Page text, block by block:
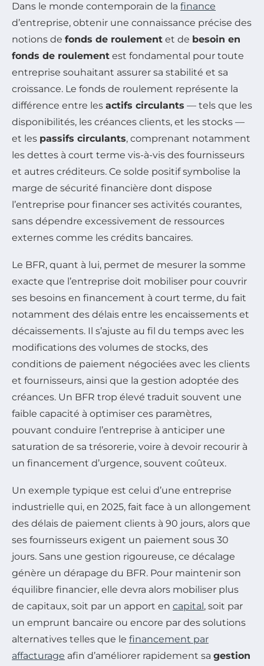
Dans le monde contemporain de la finance
d’entreprise, obtenir une connaissance précise des
notions de fonds de roulement et de besoin en
fonds de roulement est fondamental pour toute
entreprise souhaitant assurer sa stabilité et sa
croissance. Le fonds de roulement représente la
différence entre les actifs circulants — tels que les
disponibilités, les créances clients, et les stocks —
et les passifs circulants, comprenant notamment
les dettes à court terme vis-à-vis des fournisseurs
et autres créditeurs. Ce solde positif symbolise la
marge de sécurité financière dont dispose
l’entreprise pour financer ses activités courantes,
sans dépendre excessivement de ressources
externes comme les crédits bancaires.
Le BFR, quant à lui, permet de mesurer la somme
exacte que l’entreprise doit mobiliser pour couvrir
ses besoins en financement à court terme, du fait
notamment des délais entre les encaissements et
décaissements. Il s’ajuste au fil du temps avec les
modifications des volumes de stocks, des
conditions de paiement négociées avec les clients
et fournisseurs, ainsi que la gestion adoptée des
créances. Un BFR trop élevé traduit souvent une
faible capacité à optimiser ces paramètres,
pouvant conduire l’entreprise à anticiper une
saturation de sa trésorerie, voire à devoir recourir à
un financement d’urgence, souvent coûteux.
Un exemple typique est celui d’une entreprise
industrielle qui, en 2025, fait face à un allongement
des délais de paiement clients à 90 jours, alors que
ses fournisseurs exigent un paiement sous 30
jours. Sans une gestion rigoureuse, ce décalage
génère un dérapage du BFR. Pour maintenir son
équilibre financier, elle devra alors mobiliser plus
de capitaux, soit par un apport en capital , soit par
un emprunt bancaire ou encore par des solutions
alternatives telles que le financement par
affacturage afin d’améliorer rapidement sa gestion